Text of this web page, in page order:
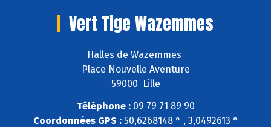
Vert Tige Wazemmes
Halles de Wazemmes
Place Nouvelle Aventure
59000 Lille
Téléphone :09 79 71 89 90
Coordonnées GPS :50,6268148 ° , 3,0492613 °